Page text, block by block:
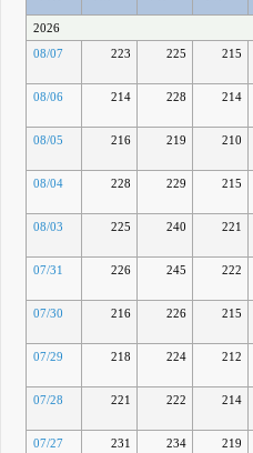
2026
08/07
223 225 215
08/06
214 228 214
08/05
216 219 210
08/04
228 229 215
08/03
225 240 221
07/31
226 245 222
07/30
216 226 215
07/29
218 224 212
07/28
221 222 214
07/27
231 234 219